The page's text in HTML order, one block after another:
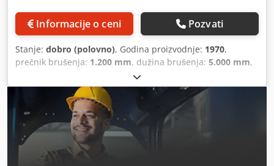
Informacije o ceni Pozvati
Stanje: dobro (polovno), Godina proizvodnje: 1970,
prečnik brušenja: 1.200 mm, dužina brušenja: 5.000 mm,
cilindrični NAKSOS UNIJA - KR 1250/5000 Visina centra:
600mm Prečnik brušenja Ø: 1200mm brušenje dužina:
5000mm Oštrenje kamena Dimenzije: 1600 k 100mm RPM
Whetstone: 1620RPPM Dužina: 17500mm Širina: 5500mm
Visina: 2200mm Težina: 60000kg Dodewrxqxepfx Ac Nokr